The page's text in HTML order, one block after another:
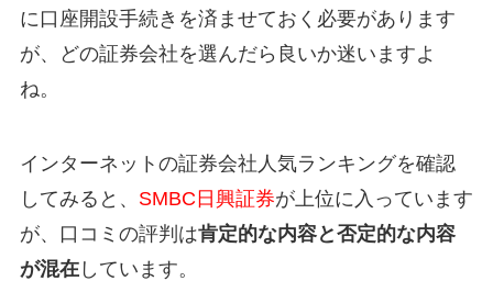
に口座開設手続きを済ませておく必要があります
が、どの証券会社を選んだら良いか迷いますよ
ね。
インターネットの証券会社人気ランキングを確認
してみると、 SMBC日興証券が上位に入っています
が、口コミの評判は肯定的な内容と否定的な内容
が混在しています。